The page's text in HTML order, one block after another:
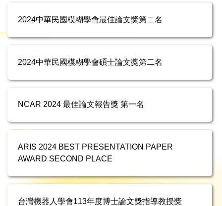
2024中華民國模糊學會最佳論文獎第二名
2024中華民國模糊學會碩士論文獎第二名
NCAR 2024 最佳論文報告獎 第一名
ARIS 2024 BEST PRESENTATION PAPER
AWARD SECOND PLACE
台灣機器人學會113年度博士論文獎指導教授獎